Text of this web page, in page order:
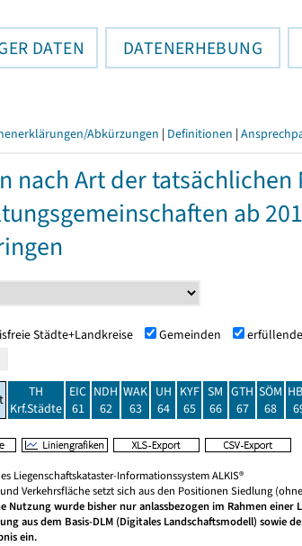
DATEN DATENERHEBUNG
Abkürzungen | Definitionen |
nach Art der
ab
Städte+Landkreise Gemeinden
TH
Krf.Städte
EIC
61
NDH
62
WAK
63
UH
64
KYF
65
SM
66
GTH
67
SÖM
68
Liegenschaftskataster-Informationssystem ALKIS®
Verkehrsfläche setzt sich aus den Positionen Siedlung
Nutzung wurde bisher nur anlassbezogen im Rahmen
aus dem Basis-DLM (Digitales Landschaftsmodell)
ein.